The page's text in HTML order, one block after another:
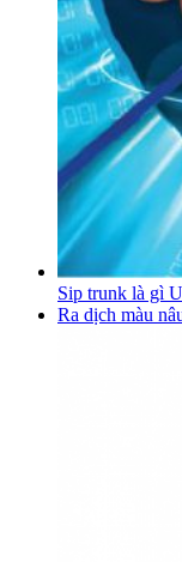
Sip trunk là gì
Ra dịch màu